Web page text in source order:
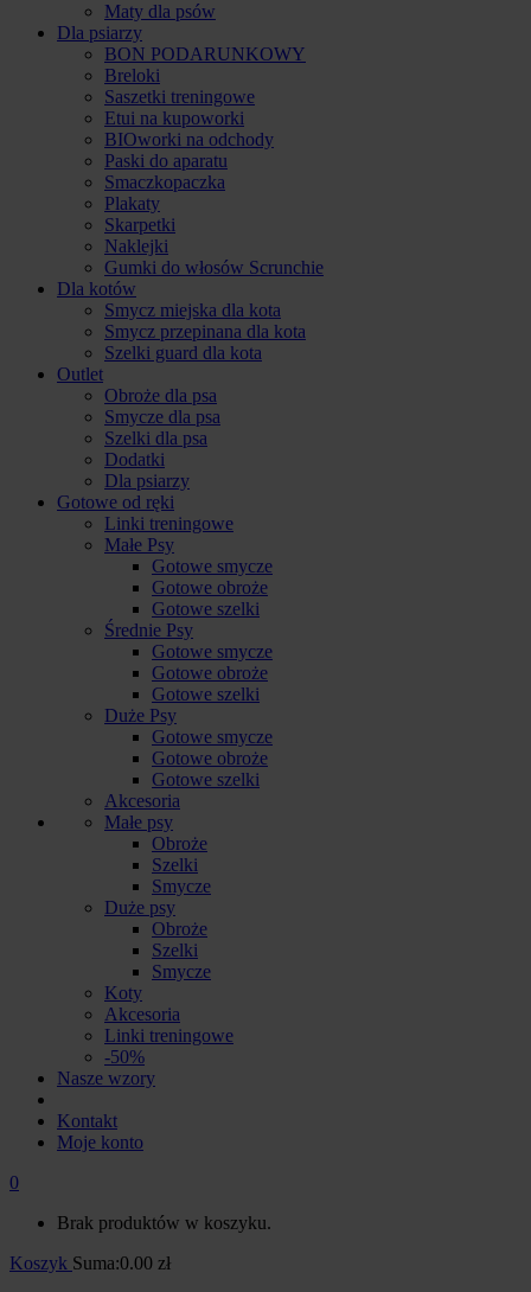
Maty dla psów
Dla psiarzy
BON PODARUNKOWY
Breloki
Saszetki treningowe
Etui na kupoworki
BIOworki na odchody
Paski do aparatu
Smaczkopaczka
Plakaty
Skarpetki
Naklejki
Gumki do włosów Scrunchie
Dla kotów
Smycz miejska dla kota
Smycz przepinana dla kota
Szelki guard dla kota
Outlet
Obroże dla psa
Smycze dla psa
Szelki dla psa
Dodatki
Dla psiarzy
Gotowe od ręki
Linki treningowe
Małe Psy
Gotowe smycze
Gotowe obroże
Gotowe szelki
Średnie Psy
Gotowe smycze
Gotowe obroże
Gotowe szelki
Duże Psy
Gotowe smycze
Gotowe obroże
Gotowe szelki
Akcesoria
Małe psy
Obroże
Szelki
Smycze
Duże psy
Obroże
Szelki
Smycze
Koty
Akcesoria
Linki treningowe
-50%
Nasze wzory
Kontakt
Moje konto
0
Brak produktów w koszyku.
Koszyk Suma:0.00 zł